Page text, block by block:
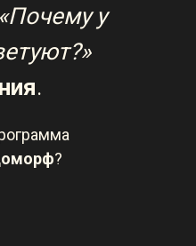
«Почему у
.
?